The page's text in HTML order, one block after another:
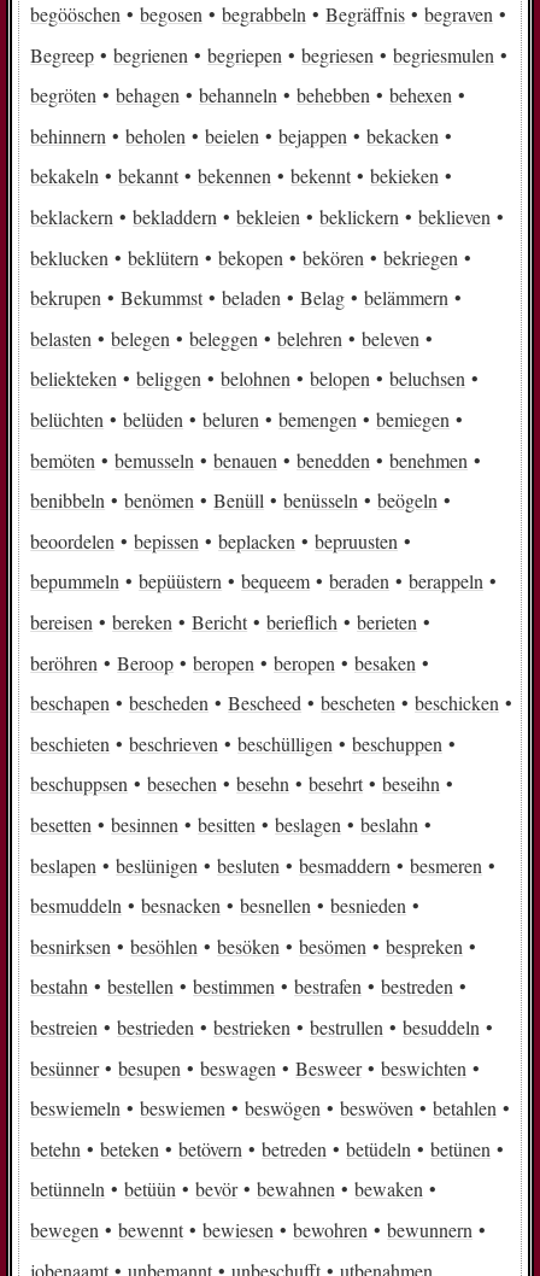
begööschen
begosen begrabbeln Begräffnis
begraven
Begreep
begrienen begriepen begriesen
begriesmulen
begröten
behagen behanneln behebben
behexen
behinnern
beholen beielen bejappen
bekacken
bekakeln
bekannt bekennen bekennt
bekieken
beklackern
bekladdern bekleien beklickern
beklieven
beklucken
beklütern bekopen bekören
bekriegen
bekrupen
Bekummst beladen Belag
belämmern
belasten
belegen beleggen belehren
beleven
beliekteken
beliggen belohnen belopen
beluchsen
belüchten
belüden beluren bemengen
bemiegen
bemöten
bemusseln benauen benedden
benehmen
benibbeln
benömen Benüll benüsseln
beögeln
beoordelen
bepissen beplacken
bepruusten
bepummeln
bepüüstern bequeem beraden
berappeln
bereisen
bereken Bericht berieflich
berieten
beröhren
Beroop beropen beropen
besaken
beschapen
bescheden Bescheed bescheten
beschicken
beschieten
beschrieven beschülligen
beschuppen
beschuppsen
besechen besehn besehrt
beseihn
besetten
besinnen besitten beslagen
beslahn
beslapen
beslünigen besluten besmaddern
besmeren
besmuddeln
besnacken besnellen
besnieden
besnirksen
besöhlen besöken besömen
bespreken
bestahn
bestellen bestimmen bestrafen
bestreden
bestreien
bestrieden bestrieken bestrullen
besuddeln
besünner
besupen beswagen Besweer
beswichten
beswiemeln
beswiemen beswögen beswöven
betahlen
betehn
beteken betövern betreden betüdeln
betünen
betünneln
betüün bevör bewahnen
bewaken
bewegen
bewennt bewiesen bewohren
bewunnern
jobenaamt
unbemannt unbeschufft utbenahmen